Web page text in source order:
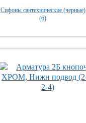
Сифоны сантехнические (черные)
(6)